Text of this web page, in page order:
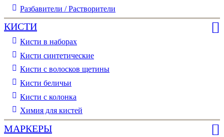
Разбавители / Растворители
КИСТИ
Кисти в наборах
Кисти синтетические
Кисти с волосков щетины
Кисти беличьи
Кисти с колонка
Химия для кистей
МАРКЕРЫ